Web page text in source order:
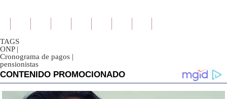
TAGS
ONP |
Cronograma de pagos |
pensionistas